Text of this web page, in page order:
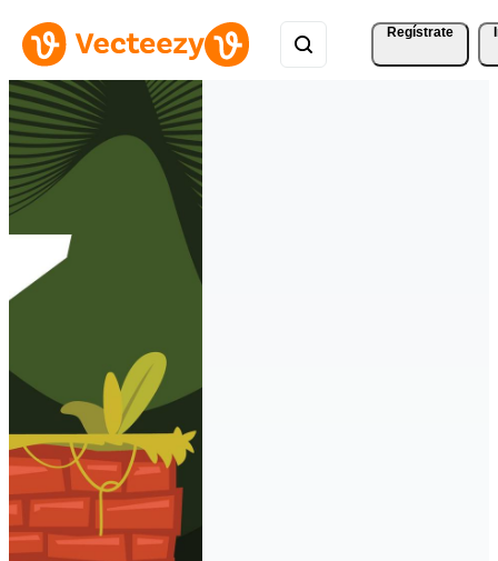
Regístrate